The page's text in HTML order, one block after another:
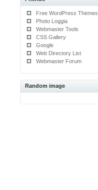
Free WordPress Themes
Photo Loggia
Webmaster Tools
CSS Gallery
Google
Web Directory List
Webmaster Forum
Random image